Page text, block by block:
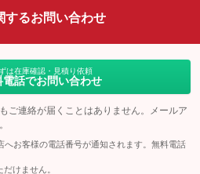
するお問い合わせ
は在庫確認・見積り依頼
電話でお問い合わせ
ご連絡が届くことはありません。メールア
お客様の電話番号が通知されます。無料電話
けません。